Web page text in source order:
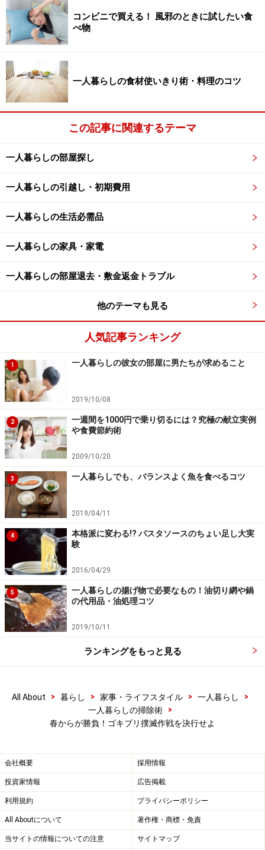
コンビニで買える！ 風邪のときに試したい食
べ物
一人暮らしの食材使いきり術・料理のコツ
この記事に関連するテーマ
一人暮らしの部屋探し
一人暮らしの引越し・初期費用
一人暮らしの生活必需品
一人暮らしの家具・家電
一人暮らしの部屋退去・敷金返金トラブル
他のテーマも見る
人気記事ランキング
1 一人暮らしの彼女の部屋に男たちが求めること
2019/10/08
2
一週間を1000円で乗り切るには？究極の献立実例
や食費節約術
2009/10/20
3 一人暮らしでも、バランスよく魚を食べるコツ
2019/04/11
4
本格派に変わる!? パスタソースのちょい足し大実
験
2016/04/29
5
一人暮らしの揚げ物で必要なもの！油切り網や鍋
の代用品・油処理コツ
2019/10/11
ランキングをもっと見る
All About > 暮らし > 家事・ライフスタイル > 一人暮らし
>
一人暮らしの掃除術
>
春からが勝負！ゴキブリ撲滅作戦を決行せよ
会社概要 採用情報
投資家情報 広告掲載
利用規約 プライバシーポリシー
All Aboutについて 著作権・商標・免責
当サイトの情報についての注意 サイトマップ